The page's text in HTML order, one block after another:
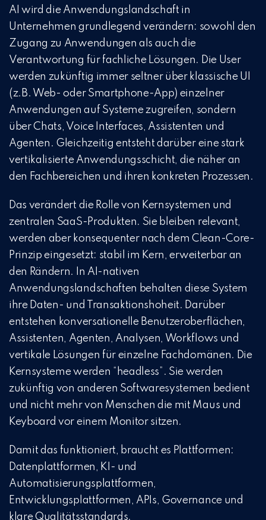
AI wird die Anwendungslandschaft in
Unternehmen grundlegend verändern: sowohl den
Zugang zu Anwendungen als auch die
Verantwortung für fachliche Lösungen. Die User
werden zukünftig immer seltner über klassische UI
(z.B. Web- oder Smartphone-App) einzelner
Anwendungen auf Systeme zugreifen, sondern
über Chats, Voice Interfaces, Assistenten und
Agenten. Gleichzeitig entsteht darüber eine stark
vertikalisierte Anwendungsschicht, die näher an
den Fachbereichen und ihren konkreten Prozessen.
Das verändert die Rolle von Kernsystemen und
zentralen SaaS-Produkten. Sie bleiben relevant,
werden aber konsequenter nach dem Clean-Core-
Prinzip eingesetzt: stabil im Kern, erweiterbar an
den Rändern. In AI-nativen
Anwendungslandschaften behalten diese System
ihre Daten- und Transaktionshoheit. Darüber
entstehen konversationelle Benutzeroberflächen,
Assistenten, Agenten, Analysen, Workflows und
vertikale Lösungen für einzelne Fachdomänen. Die
Kernsysteme werden “headless”. Sie werden
zukünftig von anderen Softwaresystemen bedient
und nicht mehr von Menschen die mit Maus und
Keyboard vor einem Monitor sitzen.
Damit das funktioniert, braucht es Plattformen:
Datenplattformen, KI- und
Automatisierungsplattformen,
Entwicklungsplattformen, APIs, Governance und
klare Qualitätsstandards.